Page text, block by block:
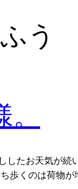
ふう
したお天気が続
歩くのは荷物